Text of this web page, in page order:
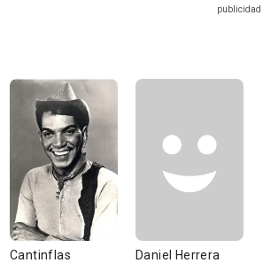
Cantinflas Daniel Herrera